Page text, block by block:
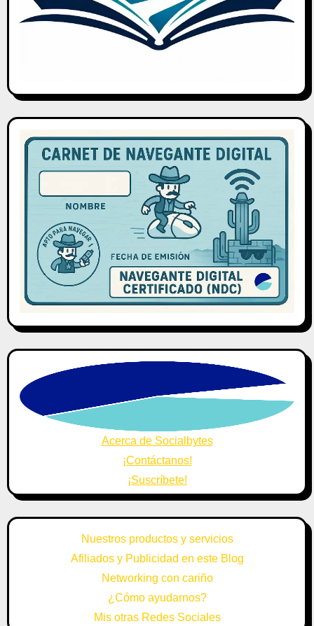
Acerca de Socialbytes
¡Contáctanos!
¡Suscríbete!
Nuestros productos y servicios
Afiliados y Publicidad en este Blog
Networking con cariño
¿Cómo ayudarnos?
Mis otras Redes Sociales